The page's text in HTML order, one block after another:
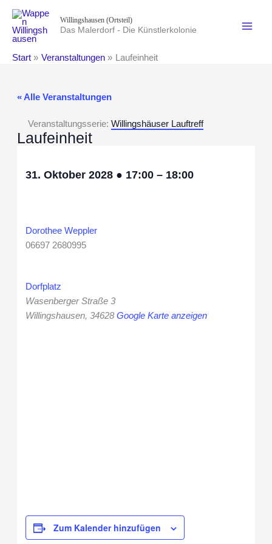
Inhalt
springen
Willingshausen (Ortsteil)
Das Malerdorf - Die Künstlerkolonie
Start Veranstaltungen Laufeinheit
« Alle Veranstaltungen
Veranstaltungsserie: Willingshäuser Lauftreff
Laufeinheit
31. Oktober 2028 ● 17:00– 18:00
Dorothee Weppler
06697 2680995
Dorfplatz
Wasenberger Straße 3
Willingshausen, 34628 Google Karte anzeigen
Zum Kalender hinzufügen